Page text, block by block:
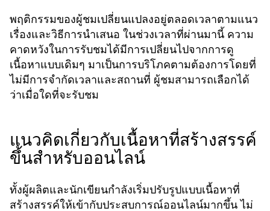
พฤติกรรมของผู้ชมเปลี่ยนแปลงอยู่ตลอดเวลาตามแนว
เรื่องและวิธีการนำเสนอ ในช่วงเวลาที่ผ่านมานี้ ความ
คาดหวังในการรับชมได้มีการเปลี่ยนไปจากการดู
เนื้อหาแบบเดิมๆ มาเป็นการบริโภคตามต้องการโดยที่
ไม่มีการจำกัดเวลาและสถานที่ ผู้ชมสามารถเลือกได้
ว่าเมื่อใดที่จะรับชม
แนวคิดเกี่ยวกับเนื้อหาที่สร้างสรรค์
ขึ้นสำหรับออนไลน์
ทั้งผู้ผลิตและนักเขียนกำลังเริ่มปรับรูปแบบเนื้อหาที่
สร้างสรรค์ให้เข้ากับประสบการณ์ออนไลน์มากขึ้น ไม่